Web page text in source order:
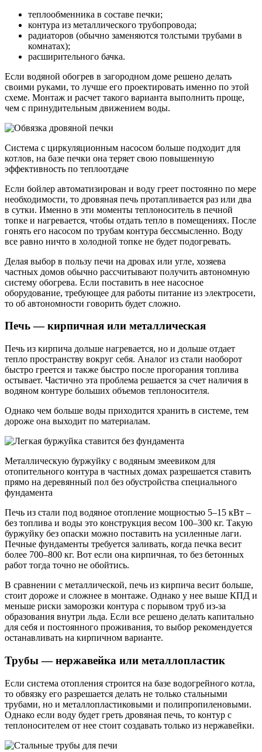
теплообменника в составе печки;
контура из металлического трубопровода;
радиаторов (обычно заменяются толстыми трубами в
комнатах);
расширительного бачка.
Если водяной обогрев в загородном доме решено делать
своими руками, то лучше его проектировать именно по этой
схеме. Монтаж и расчет такого варианта выполнить проще,
чем с принудительным движением воды.
Система с циркуляционным насосом больше подходит для
котлов, на базе печки она теряет свою повышенную
эффективность по теплоотдаче
Если бойлер автоматизирован и воду греет постоянно по мере
необходимости, то дровяная печь протапливается раз или два
в сутки. Именно в эти моменты теплоноситель в печной
топке и нагревается, чтобы отдать тепло в помещениях. После
гонять его насосом по трубам контура бессмысленно. Воду
все равно ничто в холодной топке не будет подогревать.
Делая выбор в пользу печи на дровах или угле, хозяева
частных домов обычно рассчитывают получить автономную
систему обогрева. Если поставить в нее насосное
оборудование, требующее для работы питание из электросети,
то об автономности говорить будет сложно.
Печь — кирпичная или металлическая
Печь из кирпича дольше нагревается, но и дольше отдает
тепло пространству вокруг себя. Аналог из стали наоборот
быстро греется и также быстро после прогорания топлива
остывает. Частично эта проблема решается за счет наличия в
водяном контуре больших объемов теплоносителя.
Однако чем больше воды приходится хранить в системе, тем
дороже она выходит по материалам.
Металлическую буржуйку с водяным змеевиком для
отопительного контура в частных домах разрешается ставить
прямо на деревянный пол без обустройства специального
фундамента
Печь из стали под водяное отопление мощностью 5–15 кВт –
без топлива и воды это конструкция весом 100–300 кг. Такую
буржуйку без опаски можно поставить на усиленные лаги.
Печные фундаменты требуется заливать, когда печка весит
более 700–800 кг. Вот если она кирпичная, то без бетонных
работ тогда точно не обойтись.
В сравнении с металлической, печь из кирпича весит больше,
стоит дороже и сложнее в монтаже. Однако у нее выше КПД и
меньше риски заморозки контура с порывом труб из-за
образования внутри льда. Если все решено делать капитально
для себя и постоянного проживания, то выбор рекомендуется
останавливать на кирпичном варианте.
Трубы — нержавейка или металлопластик
Если система отопления строится на базе водогрейного котла,
то обвязку его разрешается делать не только стальными
трубами, но и металлопластиковыми и полипропиленовыми.
Однако если воду будет греть дровяная печь, то контур с
теплоносителем от нее стоит создавать только из нержавейки.